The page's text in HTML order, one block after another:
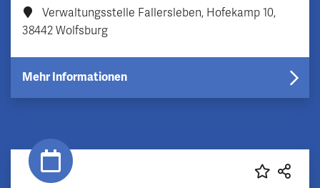
Verwaltungsstelle Fallersleben, Hofekamp 10,
38442 Wolfsburg
Mehr Informationen